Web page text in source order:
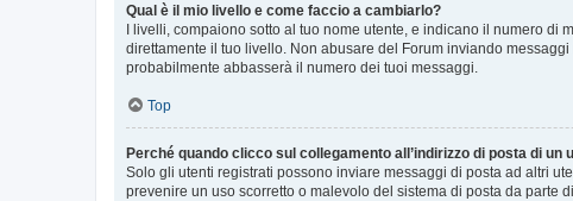
Qual è il mio livello e come faccio a cambiarlo?
I livelli, compaiono sotto al tuo nome utente, e indicano il numero di
direttamente il tuo livello. Non abusare del Forum inviando
probabilmente abbasserà il numero dei tuoi messaggi.
Top
Perché quando clicco sul collegamento all’indirizzo di posta di
Solo gli utenti registrati possono inviare messaggi di posta ad altri
prevenire un uso scorretto o malevolo del sistema di posta da parte